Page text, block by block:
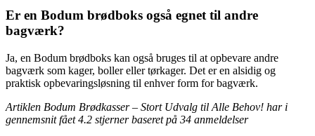
Er en Bodum brødboks også egnet til andre
bagværk?
Ja, en Bodum brødboks kan også bruges til at opbevare andre
bagværk som kager, boller eller tørkager. Det er en alsidig og
praktisk opbevaringsløsning til enhver form for bagværk.
Artiklen Bodum Brødkasser – Stort Udvalg til Alle Behov! har i
gennemsnit fået4.2 stjerner baseret på 34 anmeldelser